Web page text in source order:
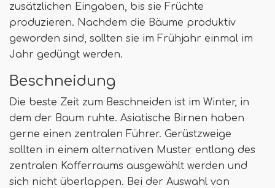
zusätzlichen Eingaben, bis sie Früchte
produzieren. Nachdem die Bäume produktiv
geworden sind, sollten sie im Frühjahr einmal im
Jahr gedüngt werden.
Beschneidung
Die beste Zeit zum Beschneiden ist im Winter, in
dem der Baum ruhte. Asiatische Birnen haben
gerne einen zentralen Führer. Gerüstzweige
sollten in einem alternativen Muster entlang des
zentralen Kofferraums ausgewählt werden und
sich nicht überlappen. Bei der Auswahl von